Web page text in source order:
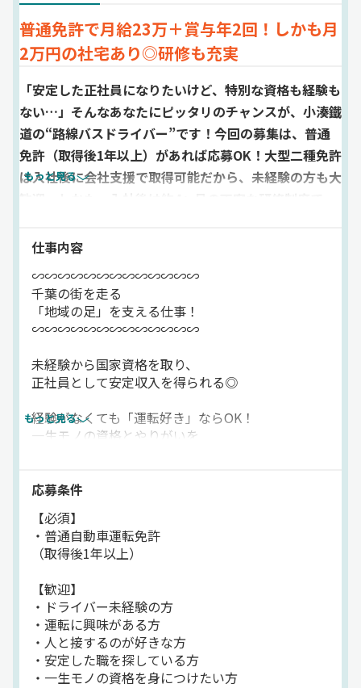
普通免許で月給23万＋賞与年2回！しかも月
2万円の社宅あり◎研修も充実
「安定した正社員になりたいけど、特別な資格も経験も
ない…」そんなあなたにピッタリのチャンスが、小湊鐵
道の“路線バスドライバー”です！今回の募集は、普通
免許（取得後1年以上）があれば応募OK！大型二種免許
は入社後に会社支援で取得可能だから、未経験の方も大
の一歩を不安なく踏み出せる体制が整っています。月給
ヶ月分（前年度実績）支給され、頑張りがしっかり収入
に反映される仕組みです。さらに、社宅制度では自己負
担わずか2万円で入居可能！独り暮らしデビューにも嬉
の運転業務。地域の交通を支える公共性の高い仕事で、
感謝の言葉をいただく機会も多く、やりがいは抜群！ト
ラックと違い荷物の積み降ろしもないので、身体への負
担も少なめ。年齢を重ねても無理なく続けられる仕事で
スの乗り放題」や「千葉ロッテ観戦無料」など、ちょっ
す。「運転が好き」「人と関わる仕事がしたい」「地元
で腰を据えて働きたい」そんな想いがある方、ぜひ一緒
せんか？【小湊鐵道株式会社】でのお仕事ですが、応募
はドラピタエージェントを通じてのご紹介になります！
もっと見る
仕事内容
∽∽∽∽∽∽∽∽∽∽∽∽∽
千葉の街を走る
「地域の足」を支える仕事！
∽∽∽∽∽∽∽∽∽∽∽∽∽
未経験から国家資格を取り、
正社員として安定収入を得られる◎
経験がなくても「運転好き」ならOK！
一生モノの資格とやりがいを
★普通免許で応募可能！
★未経験でも安心の研修制度あり
★ルート固定の路線バスで
身体負担も少なく続けやすい
【具体的な業務内容】
千葉県内で
地域の路線バス運転をお任せします。
お客様を安全かつ快適に、
目的地までお届けするのがお仕事です♪
もっと見る
応募条件
【必須】
・普通自動車運転免許
（取得後1年以上）
【歓迎】
・ドライバー未経験の方
・運転に興味がある方
・人と接するのが好きな方
・安定した職を探している方
・一生モノの資格を身につけたい方